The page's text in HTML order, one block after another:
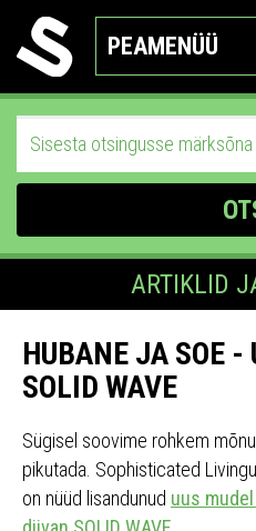
PEAMENÜÜ
ARTIKLID
HUBANE JA SOE -
SOLID WAVE
Sügisel soovime rohkem
pikutada. Sophisticated
on nüüd lisandunud uus